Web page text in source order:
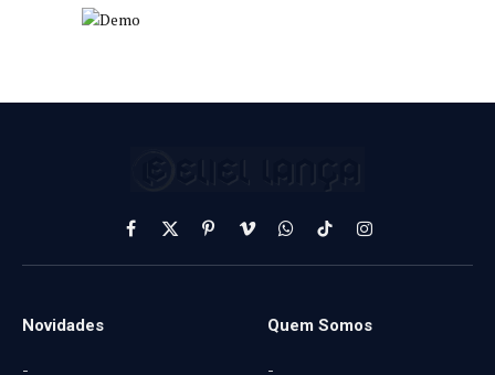
Facebook
X
(Twitter)
PinterestVimeoWhatsApp
TikTokInstagram
Novidades
-
Quem Somos
-